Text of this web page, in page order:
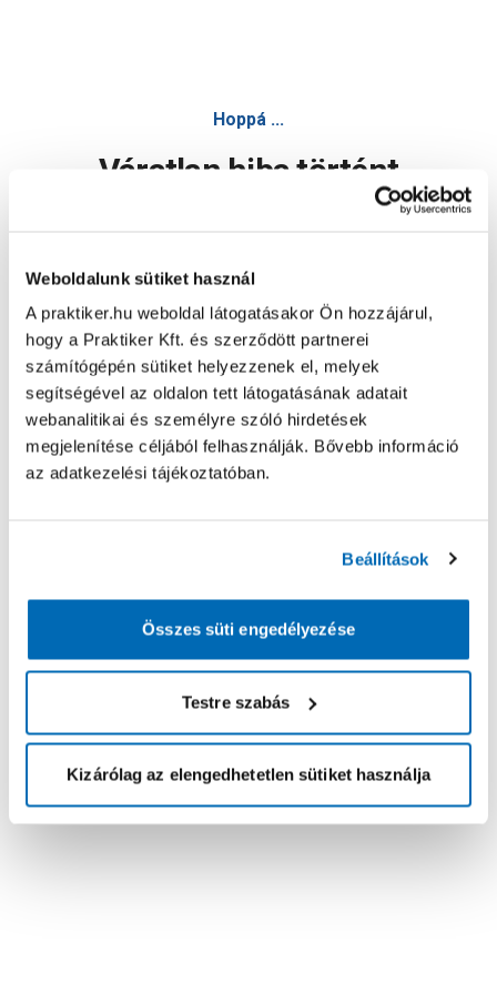
Weboldalunk sütiket használ
A praktiker.hu weboldal látogatásakor Ön hozzájárul,
hogy a Praktiker Kft. és szerződött partnerei
számítógépén sütiket helyezzenek el, melyek
segítségével az oldalon tett látogatásának adatait
webanalitikai és személyre szóló hirdetések
megjelenítése céljából felhasználják. Bővebb információ
az adatkezelési tájékoztatóban.
Beállítások
Összes süti engedélyezése
Testre szabás
Kizárólag az elengedhetetlen sütiket használja
Hoppá ...
Váratlan hiba történt
Oldal újratöltése